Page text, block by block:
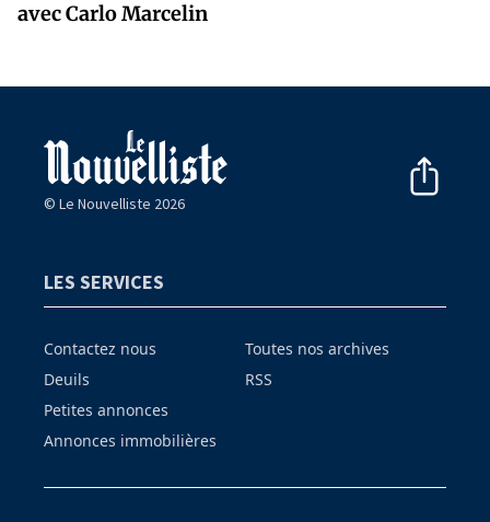
avec Carlo Marcelin
© Le Nouvelliste 2026
LES SERVICES
Contactez nous
Deuils
Petites annonces
Annonces immobilières
Toutes nos archives
RSS